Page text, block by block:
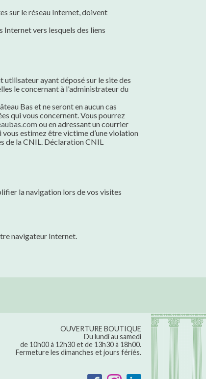
sur le réseau Internet, doivent
vers lesquels des liens
ayant déposé sur le site des
le concernant à l'administrateur du
Bas et ne seront en aucun cas
qui vous concernent. Vous pourrez
ou en adressant un courrier
estimez être victime d’une violation
de la CNIL. Déclaration CNIL
la navigation lors de vos visites
navigateur Internet.
OUVERTURE BOUTIQUE
Du lundi au samedi
de 10h00 à 12h30 et de 13h30 à 18h00.
Fermeture les dimanches et jours fériés.